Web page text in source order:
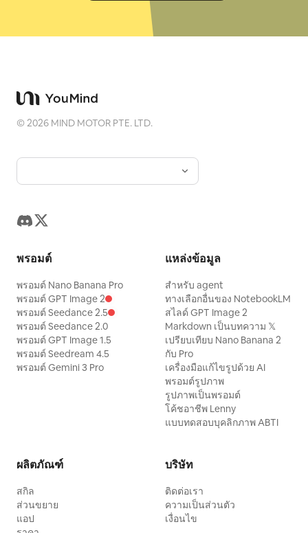
©2026 MIND MOTOR PTE. LTD.
พรอมต์
พรอมต์ Nano Banana Pro
พรอมต์ GPT Image 2
พรอมต์ Seedance 2.5
พรอมต์ Seedance 2.0
พรอมต์ GPT Image 1.5
พรอมต์ Seedream 4.5
พรอมต์ Gemini 3 Pro
แหล่งข้อมูล
สำหรับ agent
ทางเลือกอื่นของ NotebookLM
สไลด์ GPT Image 2
Markdown เป็นบทความ 𝕏
เปรียบเทียบ Nano Banana 2
กับ Pro
เครื่องมือแก้ไขรูปด้วย AI
พรอมต์รูปภาพ
รูปภาพเป็นพรอมต์
โค้ชอาชีพ Lenny
แบบทดสอบบุคลิกภาพ ABTI
ผลิตภัณฑ์
สกิล
ส่วนขยาย
แอป
บริษัท
ติดต่อเรา
ความเป็นส่วนตัว
เงื่อนไข